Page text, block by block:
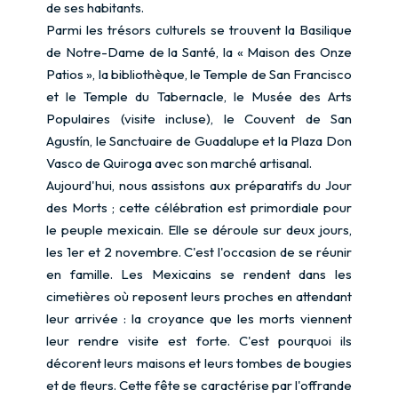
de ses habitants.
Parmi les trésors culturels se trouvent la Basilique
de Notre-Dame de la Santé, la « Maison des Onze
Patios », la bibliothèque, le Temple de San Francisco
et le Temple du Tabernacle, le Musée des Arts
Populaires (visite incluse), le Couvent de San
Agustín, le Sanctuaire de Guadalupe et la Plaza Don
Vasco de Quiroga avec son marché artisanal.
Aujourd'hui, nous assistons aux préparatifs du Jour
des Morts ; cette célébration est primordiale pour
le peuple mexicain. Elle se déroule sur deux jours,
les 1er et 2 novembre. C'est l'occasion de se réunir
en famille. Les Mexicains se rendent dans les
cimetières où reposent leurs proches en attendant
leur arrivée : la croyance que les morts viennent
leur rendre visite est forte. C'est pourquoi ils
décorent leurs maisons et leurs tombes de bougies
et de fleurs. Cette fête se caractérise par l'offrande